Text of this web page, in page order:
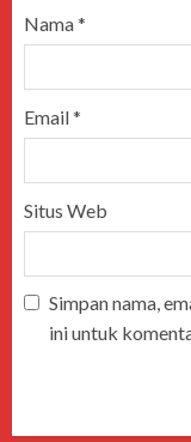
Nama*
Email*
Situs Web
Simpan nama,
ini untuk